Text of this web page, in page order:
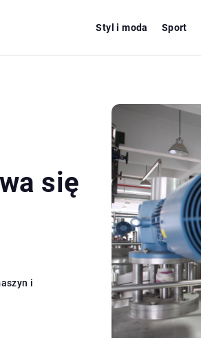
Styl i moda Sport
się
i